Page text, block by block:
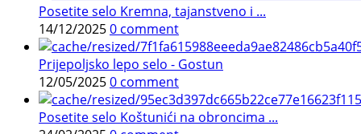
Posetite selo Kremna, tajanstveno i ...
14/12/20250 comment
Prijepoljsko lepo selo - Gostun
12/05/20250 comment
Posetite selo Koštunići na obroncima ...